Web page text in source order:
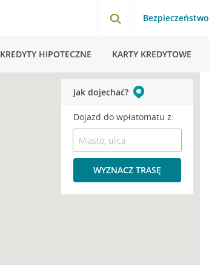
Bezpieczeństwo
KREDYTY HIPOTECZNE KARTY KREDYTOWE
Jak dojechać?
Dojazd do wpłatomatu z:
WYZNACZ TRASĘ